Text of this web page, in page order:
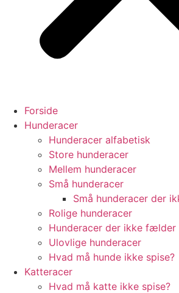
Forside
Hunderacer
Hunderacer alfabetisk
Store hunderacer
Mellem hunderacer
Små hunderacer
Små hunderacer der
Rolige hunderacer
Hunderacer der ikke fælder
Ulovlige hunderacer
Hvad må hunde ikke spise?
Katteracer
Hvad må katte ikke spise?